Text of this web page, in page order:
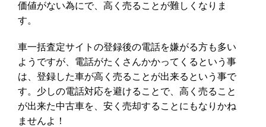
価値がない為にで、高く売ることが難しくなりま
す。
車一括査定サイトの登録後の電話を嫌がる方も多い
ようですが、電話がたくさんかかってくるという事
は、登録した車が高く売ることが出来るという事で
す。少しの電話対応を避けることで、高く売ること
が出来た中古車を、安く売却することにもなりかね
ませんよ！